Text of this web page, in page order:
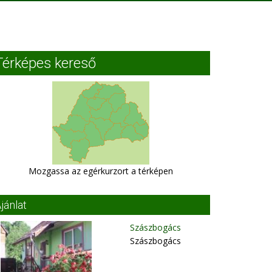
kereső
Mozgassa az egérkurzort a térképen
Szászbogács
Szászbogács